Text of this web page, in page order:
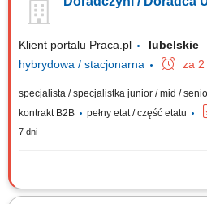
życie, majątkowe, grupowe). Będziesz
ubezpieczeniowe i prowadzić spotkania z
Klient portalu Praca.pl
hybrydowa / stacjonarna
za 2
specjalista / specjalistka junior / mid /
kontrakt B2B
pełny etat / część etatu
7 dni
Aktywne pozyskiwanie klientów i